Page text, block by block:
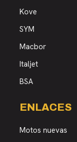
Kove
SYM
Macbor
Italjet
BSA
ENLACES
Motos nuevas